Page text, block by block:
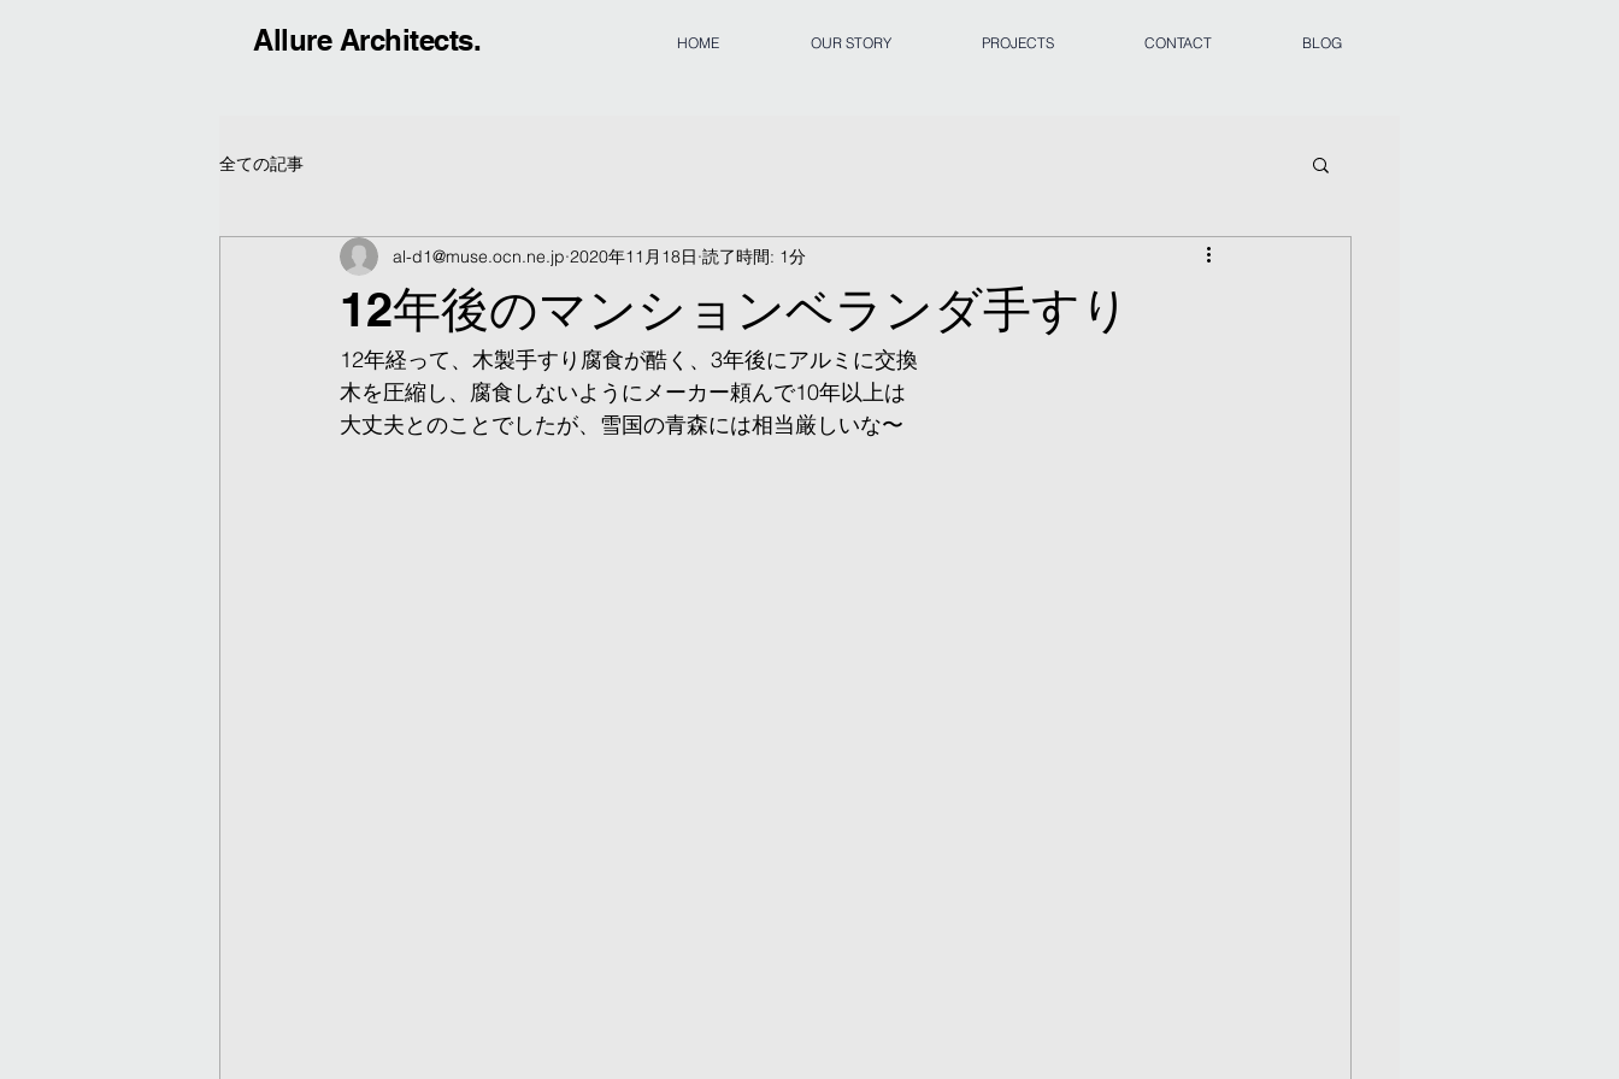
HOME OUR STORY PROJECTS CONTACT BLOG
Allure Architects.
全ての記事
12年後のマンションベランダ手すり
al-d1@muse.ocn.ne.jp 2020年11月18日 読了時間: 1分
12年経って、木製手すり腐食が酷く、3年後にアルミに交換
木を圧縮し、腐食しないようにメーカー頼んで10年以上は
大丈夫とのことでしたが、雪国の青森には相当厳しいな〜